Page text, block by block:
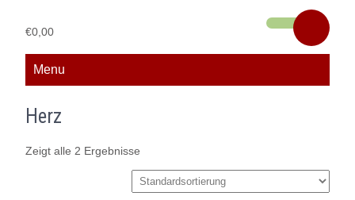
€0,00
Menu
Herz
Zeigt alle 2 Ergebnisse